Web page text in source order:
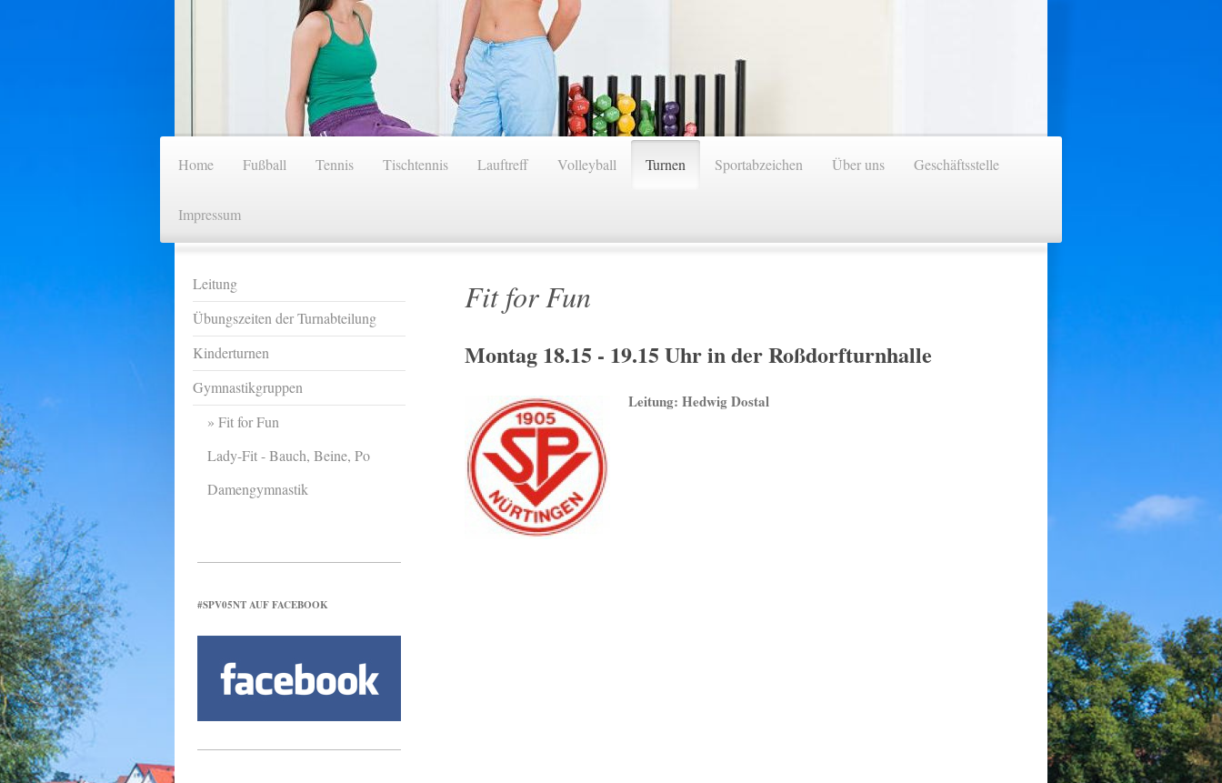
Home Fußball Tennis Tischtennis Lauftreff Volleyball Turnen Sportabzeichen Über uns Geschäftsstelle
Impressum
Fit for Fun
Montag 18.15 - 19.15 Uhr in der Roßdorfturnhalle
Leitung: Hedwig Dostal
Leitung
Übungszeiten der Turnabteilung
Kinderturnen
Gymnastikgruppen
Fit for Fun
Lady-Fit - Bauch, Beine, Po
Damengymnastik
#SPV05NT AUF FACEBOOK